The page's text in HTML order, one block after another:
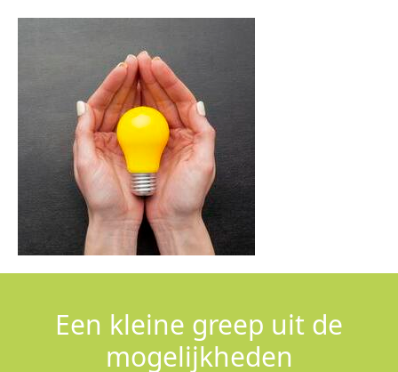
Een kleine greep uit de
mogelijkheden